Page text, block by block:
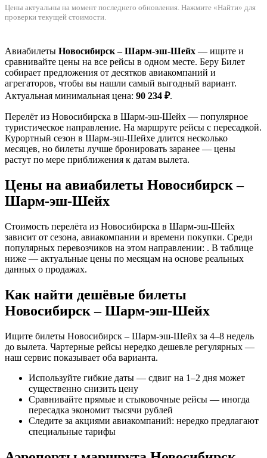
Цены актуальны на момент последнего обновления. Нажмите «Найти» для
проверки текущей стоимости.
Авиабилеты Новосибирск – Шарм-эш-Шейх — ищите и
сравнивайте цены на все рейсы в одном месте. Беру Билет
собирает предложения от десятков авиакомпаний и
агрегаторов, чтобы вы нашли самый выгодный вариант.
Актуальная минимальная цена: 90 234 ₽.
Перелёт из Новосибирска в Шарм-эш-Шейх — популярное
туристическое направление. На маршруте рейсы с пересадкой.
Курортный сезон в Шарм-эш-Шейхе длится несколько
месяцев, но билеты лучше бронировать заранее — цены
растут по мере приближения к датам вылета.
Цены на авиабилеты Новосибирск –
Шарм-эш-Шейх
Стоимость перелёта из Новосибирска в Шарм-эш-Шейх
зависит от сезона, авиакомпании и времени покупки. Среди
популярных перевозчиков на этом направлении: . В таблице
ниже — актуальные цены по месяцам на основе реальных
данных о продажах.
Как найти дешёвые билеты
Новосибирск – Шарм-эш-Шейх
Ищите билеты Новосибирск – Шарм-эш-Шейх за 4–8 недель
до вылета. Чартерные рейсы нередко дешевле регулярных —
наш сервис показывает оба варианта.
Используйте гибкие даты — сдвиг на 1–2 дня может
существенно снизить цену
Сравнивайте прямые и стыковочные рейсы — иногда
пересадка экономит тысячи рублей
Следите за акциями авиакомпаний: нередко предлагают
специальные тарифы